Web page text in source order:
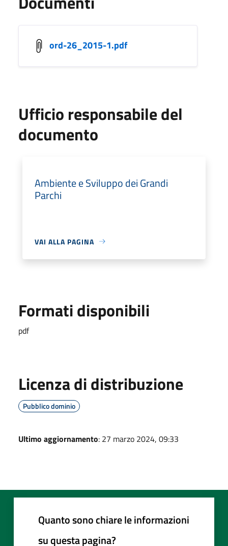
ord-26_2015-1.pdf
Ufficio responsabile del
documento
Ambiente e Sviluppo dei Grandi
Parchi
VAI ALLA PAGINA
Formati disponibili
pdf
Licenza di distribuzione
Pubblico dominio
Ultimo aggiornamento: 27 marzo 2024, 09:33
Quanto sono chiare le informazioni
su questa pagina?